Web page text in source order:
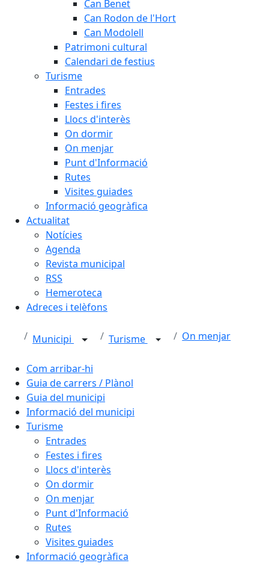
Can Benet
Can Rodon de l'Hort
Can Modolell
Patrimoni cultural
Calendari de festius
Turisme
Entrades
Festes i fires
Llocs d'interès
On dormir
On menjar
Punt d'Informació
Rutes
Visites guiades
Informació geogràfica
Actualitat
Notícies
Agenda
Revista municipal
RSS
Hemeroteca
Adreces i telèfons
Municipi Turisme On menjar
Com arribar-hi
Guia de carrers / Plànol
Guia del municipi
Informació del municipi
Turisme
Entrades
Festes i fires
Llocs d'interès
On dormir
On menjar
Punt d'Informació
Rutes
Visites guiades
Informació geogràfica